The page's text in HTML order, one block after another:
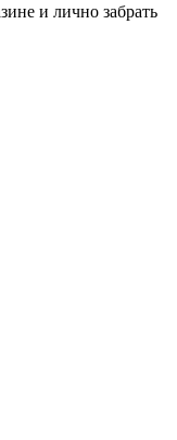
и лично забрать